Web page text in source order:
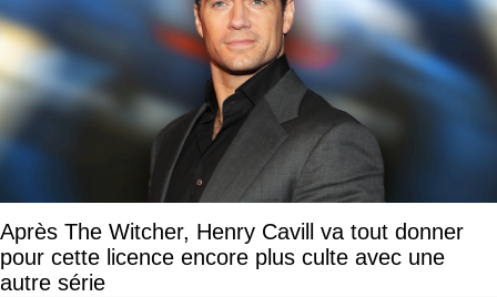
Après The Witcher, Henry Cavill va tout donner
pour cette licence encore plus culte avec une
autre série